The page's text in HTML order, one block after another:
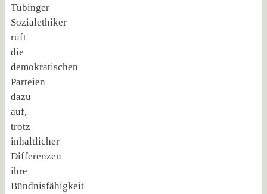
Tübinger
Sozialethiker
ruft
die
demokratischen
Parteien
dazu
auf,
trotz
inhaltlicher
Differenzen
ihre
Bündnisfähigkeit